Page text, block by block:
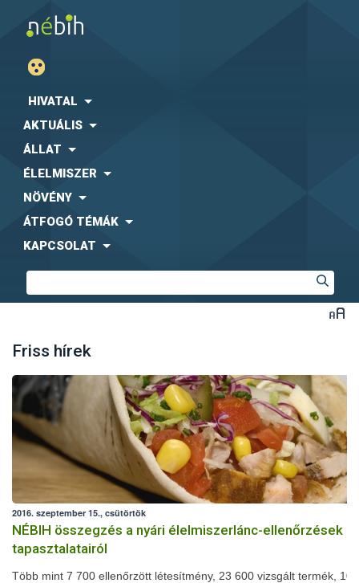
HIVATAL
AKTUÁLIS
ÁLLAT
ÉLELMISZER
NÖVÉNY
ÁTFOGÓ TÉMÁK
KAPCSOLAT
Friss hírek
2016. szeptember 15., csütörtök
NÉBIH összegzés a nyári élelmiszerlánc-ellenőrzések
tapasztalatairól
Több mint 7 700 ellenőrzött létesítmény, 23 600 vizsgált termék, 102